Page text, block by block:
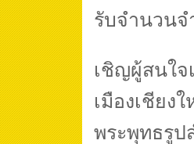
รับจำนวนจ
เชิญผู้สนใ
เมืองเชียง
พระพุทธรูป